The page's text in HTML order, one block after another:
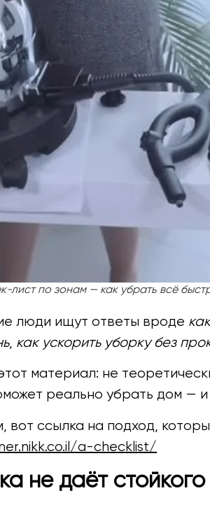
лист по зонам — как убрать всё
люди ищут ответы вроде
, как ускорить уборку без
материал: не
реально убрать дом — и
вот ссылка на подход,
a-checklist/
не даёт стойкого